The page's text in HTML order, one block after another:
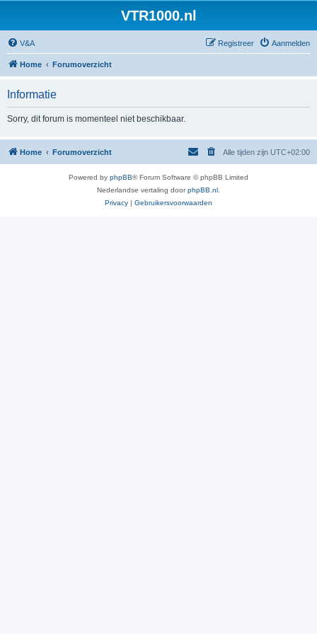
VTR1000.nl
V&A Aanmelden
Registreer
Home Forumoverzicht
Informatie
Sorry, dit forum is momenteel niet beschikbaar.
Home Forumoverzicht Alle tijden zijn UTC+02:00
Powered by phpBB® Forum Software © phpBB Limited
Nederlandse vertaling doorphpBB.nl
Privacy | Gebruikersvoorwaarden